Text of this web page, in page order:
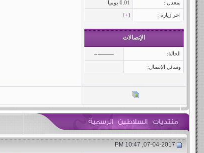
بمعدل : 0.01 يوميا
اخر زياره : [
+
]
الإتصالات
الحالة:
وسائل الإتصال:
07-04-2017, 10:47 PM